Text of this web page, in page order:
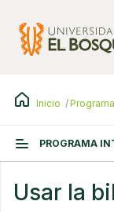
contenido
principal
Inicio
PROGRAMA
Usar la